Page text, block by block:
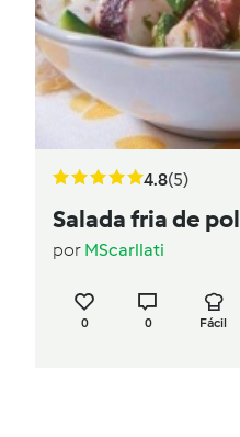
4.8(5)
Salada fria de
por MScarllati
0 0 Fácil